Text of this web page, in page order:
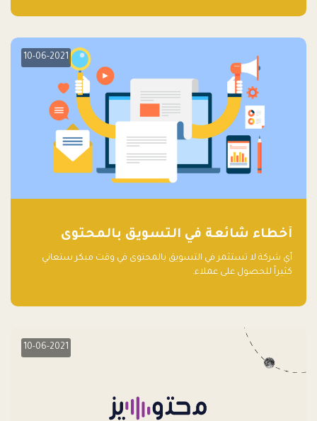
10-06-2021
أخطاء شائعة في التسويق بالمحتوى
أي شركة لا تستثمر في التسويق بالمحتوى في وقت مبكر ستعاني
كثيراً للحصول على عملاء.
10-06-2021